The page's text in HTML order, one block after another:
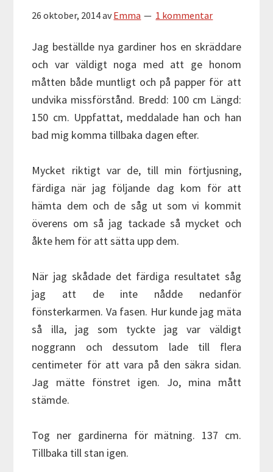
26 oktober, 2014avEmma 1 kommentar
Jag beställde nya gardiner hos en skräddare
och var väldigt noga med att ge honom
måtten både muntligt och på papper för att
undvika missförstånd. Bredd: 100 cm Längd:
150 cm. Uppfattat, meddalade han och han
bad mig komma tillbaka dagen efter.
Mycket riktigt var de, till min förtjusning,
färdiga när jag följande dag kom för att
hämta dem och de såg ut som vi kommit
överens om så jag tackade så mycket och
åkte hem för att sätta upp dem.
När jag skådade det färdiga resultatet såg
jag att de inte nådde nedanför
fönsterkarmen. Va fasen. Hur kunde jag mäta
så illa, jag som tyckte jag var väldigt
noggrann och dessutom lade till flera
centimeter för att vara på den säkra sidan.
Jag mätte fönstret igen. Jo, mina mått
stämde.
Tog ner gardinerna för mätning. 137 cm.
Tillbaka till stan igen.